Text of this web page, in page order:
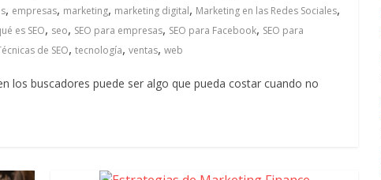
, empresas, marketing, marketing digital, Marketing en las Redes Sociales,
es SEO, seo, SEO para empresas, SEO para Facebook, SEO para
de SEO, tecnología, ventas, web
los buscadores puede ser algo que pueda costar cuando no